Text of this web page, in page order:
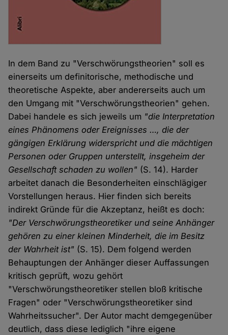
In dem Band zu "Verschwörungstheorien" soll es
einerseits um definitorische, methodische und
theoretische Aspekte, aber andererseits auch um
den Umgang mit "Verschwörungstheorien" gehen.
Dabei handele es sich jeweils um "die Interpretation
eines Phänomens oder Ereignisses …, die der
gängigen Erklärung widerspricht und die mächtigen
Personen oder Gruppen unterstellt, insgeheim der
Gesellschaft schaden zu wollen" (S. 14). Harder
arbeitet danach die Besonderheiten einschlägiger
Vorstellungen heraus. Hier finden sich bereits
indirekt Gründe für die Akzeptanz, heißt es doch:
"Der Verschwörungstheoretiker und seine Anhänger
gehören zu einer kleinen Minderheit, die im Besitz
der Wahrheit ist" (S. 15). Dem folgend werden
Behauptungen der Anhänger dieser Auffassungen
kritisch geprüft, wozu gehört
"Verschwörungstheoretiker stellen bloß kritische
Fragen" oder "Verschwörungstheoretiker sind
Wahrheitssucher". Der Autor macht demgegenüber
deutlich, dass diese lediglich "ihre eigene